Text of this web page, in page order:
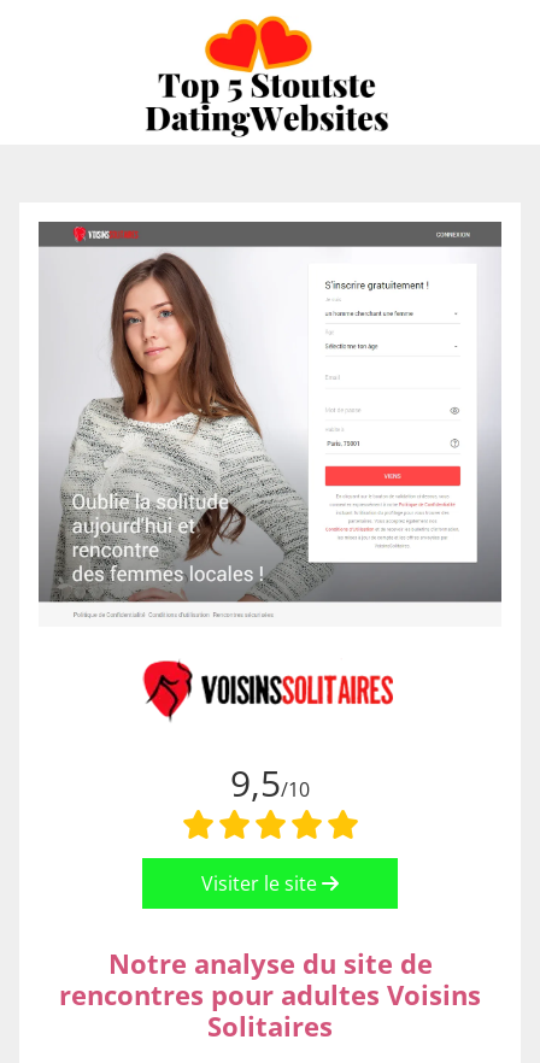
9,5/10
Visiter le site
Notre analyse du site de
rencontres pour adultes Voisins
Solitaires